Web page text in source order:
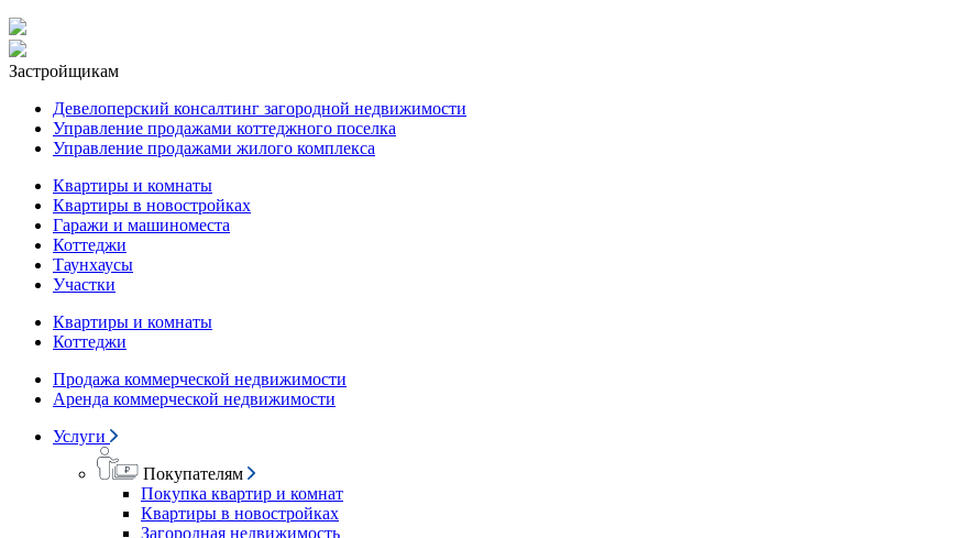
Застройщикам
Девелоперский консалтинг загородной недвижимости
Управление продажами коттеджного поселка
Управление продажами жилого комплекса
Квартиры и комнаты
Квартиры в новостройках
Гаражи и машиноместа
Коттеджи
Таунхаусы
Участки
Квартиры и комнаты
Коттеджи
Продажа коммерческой недвижимости
Аренда коммерческой недвижимости
Услуги
Покупателям
Покупка квартир и комнат
Квартиры в новостройках
Загородная недвижимость